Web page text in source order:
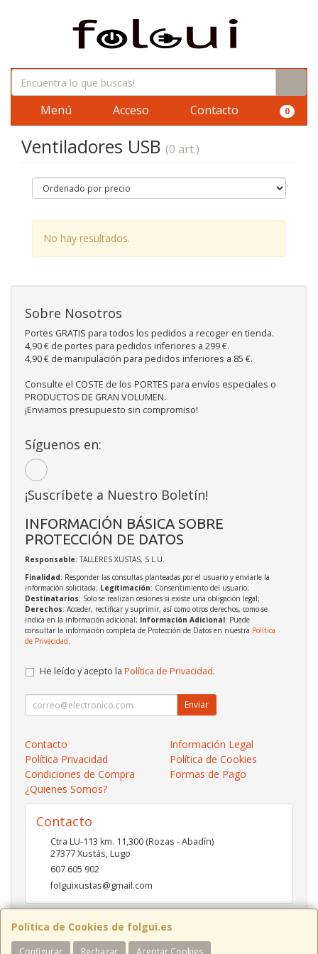
Menú Acceso Contacto 0
Ventiladores USB (0 art.)
No hay resultados.
Política de Cookies de folgui.es
Configurar Rechazar Aceptar Cookies
Sobre Nosotros
Portes GRATIS para todos los pedidos a recoger en tienda.
4,90 € de portes para pedidos inferiores a 299 €.
4,90 € de manipulación para pedidos inferiores a 85 €.
Consulte el COSTE de los PORTES para envíos especiales o
PRODUCTOS DE GRAN VOLUMEN.
¡Enviamos presupuesto sin compromiso!
Síguenos en:
¡Suscríbete a Nuestro Boletín!
INFORMACIÓN BÁSICA SOBRE
PROTECCIÓN DE DATOS
Responsable: TALLERES XUSTAS, S.L.U.
Finalidad: Responder las consultas planteadas por el usuario y enviarle la
información solicitada; Legitimación: Consentimiento del usuario;
Destinatarios: Solo se realizan cesiones si existe una obligación legal;
Derechos: Acceder, rectificar y suprimir, así como otros derechos, como se
indica en la información adicional; Información Adicional: Puede
consultar la información completa de Protección de Datos en nuestra Política
de Privacidad.
He leído y acepto la Política de Privacidad.
Enviar
Contacto
Información Legal
Política Privacidad
Política de Cookies
Condiciones de Compra
Formas de Pago
¿Quienes Somos?
Contacto
Ctra LU-113 km. 11,300 (Rozas - Abadín)
27377Xustás,Lugo
607 605 902
folguixustas@gmail.com
Horario